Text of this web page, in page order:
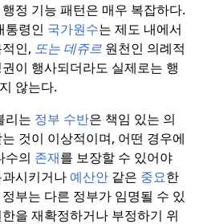
정 기능 패턴은 매우 복잡하다.
통령인 국가원수는 제도 내에서
인, 또는 데쥬르 원천인 의례적
이 행사되더라도 실제로는 행
않는다.
리는 정부 수반은 책임 있는 의
것이 이상적이며, 어떤 경우에
수의 존재를 보장할 수 있어야
시키거나 예산안 같은 중요한
부는 다른 정부가 임명될 수 있
을 재확정하거나 부정하기 위